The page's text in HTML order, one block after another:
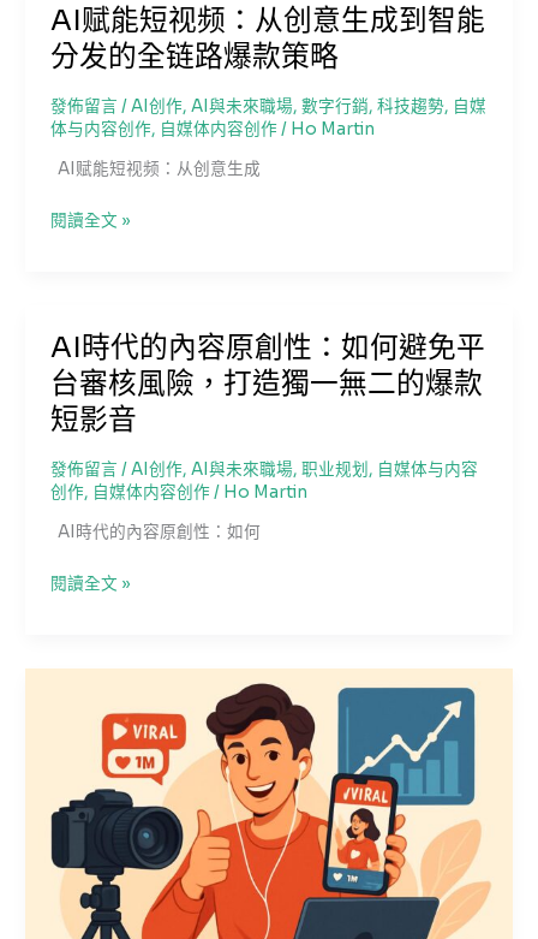
化
运
营
的
流
裂
频
内
合
规：
如
规
现
长
期
稳
发
展
AI赋能短视频：从创意生成到智能
分发的全链路爆款策略
發佈留言 /AI创作, AI與未來職場, 數字行銷, 科技趨勢, 自媒
体与内容创作, 自媒体内容创作/ Ho Martin
AI赋能短视频：从创意生成
AI
频：
从
创
意
生
成
智
分
全
閱讀全文 »
AI時代的內容原創性：如何避免平
台審核風險，打造獨一無二的爆款
短影音
發佈留言 /AI创作, AI與未來職場, 职业规划 , 自媒体与内容
创作, 自媒体内容创作/ Ho Martin
AI時代的內容原創性：如何
AI
如
避
平
閱讀全文 »